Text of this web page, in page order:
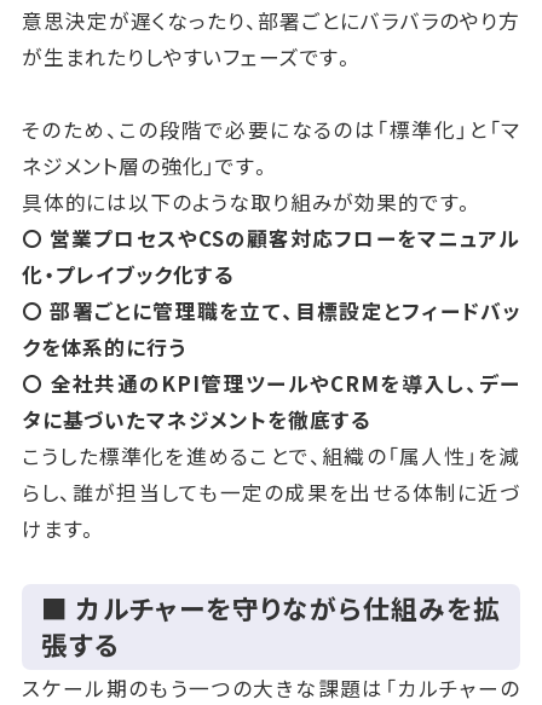
グロース期のマネジメントは「スピード感を維持しつ
つ、
になります。
この基盤が不十分だと、スケール期に入ったときに組
織が一気に崩れやすくなります。
意思決定が遅くなったり、部署ごとにバラバラのやり方
が生まれたりしやすいフェーズです。
そのため、この段階で必要になるのは「標準化」と「マ
ネジメント層の強化」です。
具体的には以下のような取り組みが効果的です。
〇 営業プロセスやCSの顧客対応フローをマニュアル
化・プレイブック化する
〇 部署ごとに管理職を立て、目標設定とフィードバッ
クを体系的に行う
〇 全社共通のKPI管理ツールやCRMを導入し、デー
タに基づいたマネジメントを徹底する
こうした標準化を進めることで、組織の「属人性」を減
らし、誰が担当しても一定の成果を出せる体制に近づ
けます。
■ カルチャーを守りながら仕組みを拡
張する
スケール期のもう一つの大きな課題は「カルチャーの